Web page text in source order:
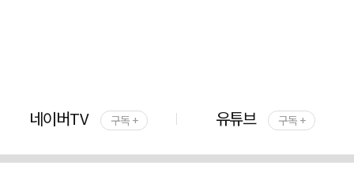
네이버TV 구독 + 유튜브 구독 +